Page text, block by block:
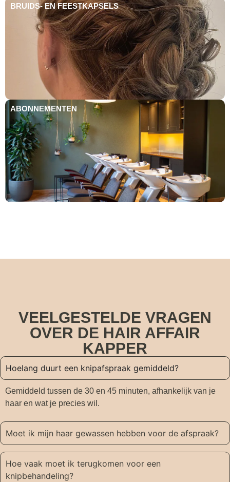
BRUIDS- EN FEESTKAPSELS
ABONNEMENTEN
VEELGESTELDE VRAGEN
OVER DE HAIR AFFAIR
KAPPER
Hoelang duurt een knipafspraak gemiddeld?
Gemiddeld tussen de 30 en 45 minuten, afhankelijk van je
haar en wat je precies wil.
Moet ik mijn haar gewassen hebben voor de afspraak?
Hoe vaak moet ik terugkomen voor een
knipbehandeling?